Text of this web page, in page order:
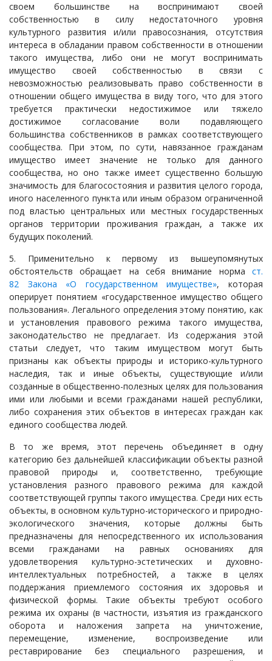
своем большинстве на воспринимают своей
собственностью в силу недостаточного уровня
культурного развития и/или правосознания, отсутствия
интереса в обладании правом собственности в отношении
такого имущества, либо они не могут воспринимать
имущество своей собственностью в связи с
невозможностью реализовывать право собственности в
отношении общего имущества в виду того, что для этого
требуется практически недостижимое или тяжело
достижимое согласование воли подавляющего
большинства собственников в рамках соответствующего
сообщества. При этом, по сути, навязанное гражданам
имущество имеет значение не только для данного
сообщества, но оно также имеет существенно большую
значимость для благосостояния и развития целого города,
иного населенного пункта или иным образом ограниченной
под властью центральных или местных государственных
органов территории проживания граждан, а также их
будущих поколений.
5. Применительно к первому из вышеупомянутых
обстоятельств обращает на себя внимание норма ст.
82 Закона «О государственном имуществе», которая
оперирует понятием «государственное имущество общего
пользования». Легального определения этому понятию, как
и установления правового режима такого имущества,
законодательство не предлагает. Из содержания этой
статьи следует, что таким имуществом могут быть
признаны как объекты природы и историко-культурного
наследия, так и иные объекты, существующие и/или
созданные в общественно-полезных целях для пользования
ими или любыми и всеми гражданами нашей республики,
либо сохранения этих объектов в интересах граждан как
единого сообщества людей.
В то же время, этот перечень объединяет в одну
категорию без дальнейшей классификации объекты разной
правовой природы и, соответственно, требующие
установления разного правового режима для каждой
соответствующей группы такого имущества. Среди них есть
объекты, в основном культурно-исторического и природно-
экологического значения, которые должны быть
предназначены для непосредственного их использования
всеми гражданами на равных основаниях для
удовлетворения культурно-эстетических и духовно-
интеллектуальных потребностей, а также в целях
поддержания приемлемого состояния их здоровья и
физической формы. Такие объекты требуют особого
режима их охраны (в частности, изъятия из гражданского
оборота и наложения запрета на уничтожение,
перемещение, изменение, воспроизведение или
реставрирование без специального разрешения, и